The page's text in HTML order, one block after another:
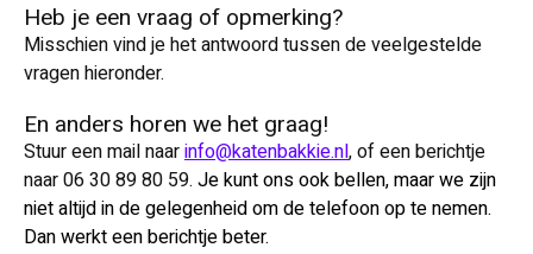
Heb je een vraag of opmerking?
Misschien vind je het antwoord tussen de veelgestelde
vragen hieronder.
En anders horen we het graag!
Stuur een mail naarinfo@katenbakkie.nl, of een berichtje
naar 06 30 89 80 59. Je kunt ons ook bellen, maar we zijn
niet altijd in de gelegenheid om de telefoon op te nemen.
Dan werkt een berichtje beter.